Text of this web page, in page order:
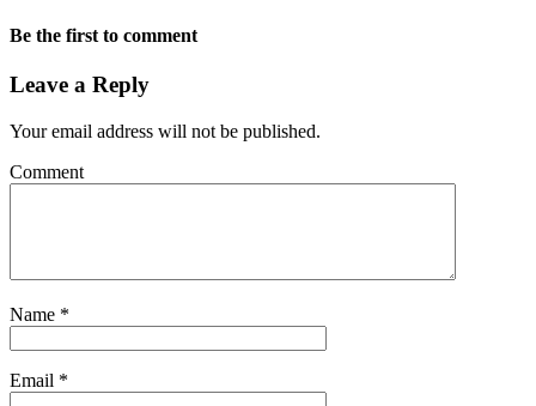
Be the first to comment
Leave a Reply
Your email address will not be published.
Comment
Name *
Email *